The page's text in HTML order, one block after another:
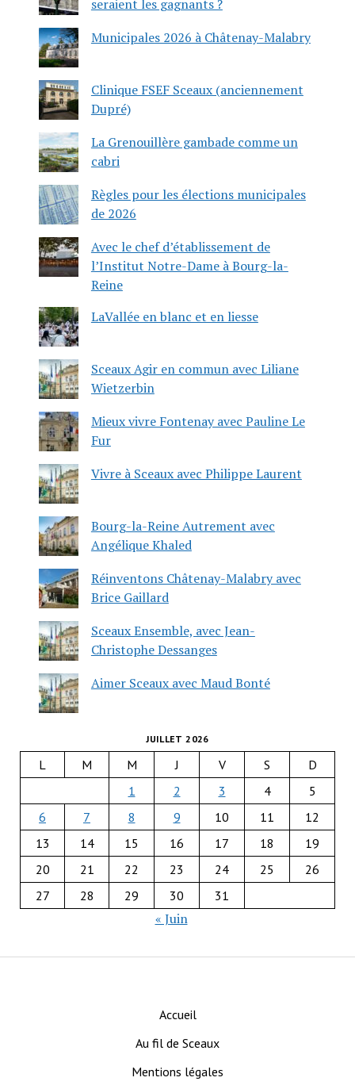
seraient les gagnants ?
Municipales 2026 à Châtenay-Malabry
Clinique FSEF Sceaux (anciennement
Dupré)
La Grenouillère gambade comme un
cabri
Règles pour les élections municipales
de 2026
Avec le chef d’établissement de
l’Institut Notre-Dame à Bourg-la-
Reine
LaVallée en blanc et en liesse
Sceaux Agir en commun avec Liliane
Wietzerbin
Mieux vivre Fontenay avec Pauline Le
Fur
Vivre à Sceaux avec Philippe Laurent
Bourg-la-Reine Autrement avec
Angélique Khaled
Réinventons Châtenay-Malabry avec
Brice Gaillard
Sceaux Ensemble, avec Jean-
Christophe Dessanges
Aimer Sceaux avec Maud Bonté
JUILLET 2026
L M M J V S
D
1
2 3 4
5
6
7 8 9 10 11
12
13
14 15 16 17 18
19
20
21 22 23 24 25
26
27
28 29 30 31
« Juin
Accueil
Au fil de Sceaux
Mentions légales